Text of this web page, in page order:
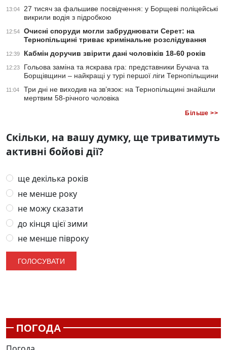
13:04
27 тисяч за фальшиве посвідчення: у Борщеві поліцейські
викрили водія з підробкою
12:54
Очисні споруди могли забруднювати Серет: на
Тернопільщині триває кримінальне розслідування
12:39 Кабмін доручив звірити дані чоловіків 18-60 років
12:23
Гольова заміна та яскрава гра: представники Бучача та
Борщівщини – найкращі у турі першої ліги Тернопільщини
11:04
Три дні не виходив на зв’язок: на Тернопільщині знайшли
мертвим 58-річного чоловіка
Більше >>
Скільки, на вашу думку, ще триватимуть
активні бойові дії?
ще декілька років
не менше року
не можу сказати
до кінця цієї зими
не менше півроку
ПОГОДА